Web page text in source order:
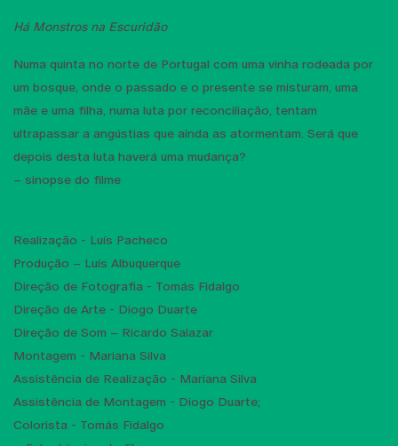
Há Monstros na Escuridão
Numa quinta no norte de Portugal com uma vinha rodeada por
um bosque, onde o passado e o presente se misturam, uma
mãe e uma filha, numa luta por reconciliação, tentam
ultrapassar a angústias que ainda as atormentam. Será que
depois desta luta haverá uma mudança?
– sinopse do filme
Realização - Luís Pacheco
Produção – Luís Albuquerque
Direção de Fotografia - Tomás Fidalgo
Direção de Arte - Diogo Duarte
Direção de Som – Ricardo Salazar
Montagem - Mariana Silva
Assistência de Realização - Mariana Silva
Assistência de Montagem - Diogo Duarte;
Colorista - Tomás Fidalgo